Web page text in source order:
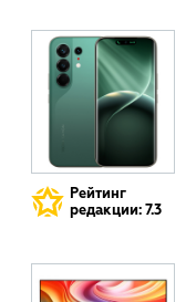
Рейтинг
редакции: 7.3